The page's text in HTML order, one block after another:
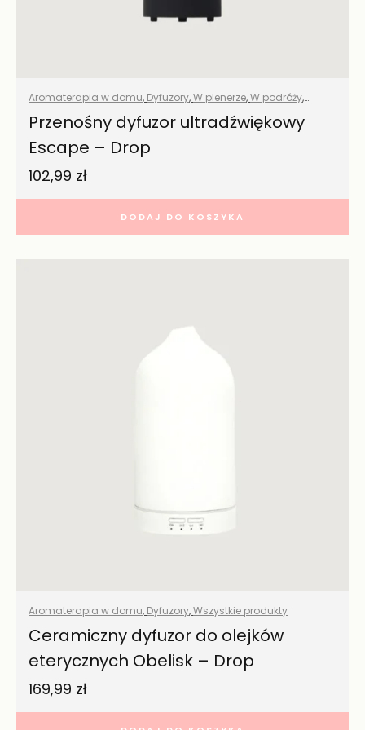
Aromaterapia w domu, Dyfuzory,W plenerze,W podróży,
Wszystkie produkty
Przenośny dyfuzor ultradźwiękowy
Escape – Drop
102,99 zł
DODAJ DO KOSZYKA
Aromaterapia w domu, Dyfuzory,Wszystkie produkty
Ceramiczny dyfuzor do olejków
eterycznych Obelisk – Drop
169,99 zł